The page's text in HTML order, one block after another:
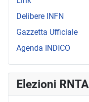
Delibere INFN
Gazzetta Ufficiale
Agenda INDICO
Elezioni RNTA